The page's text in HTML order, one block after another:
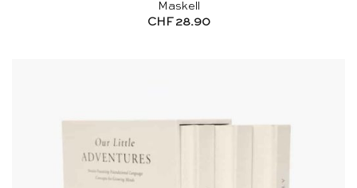
Maskell
CHF28.90